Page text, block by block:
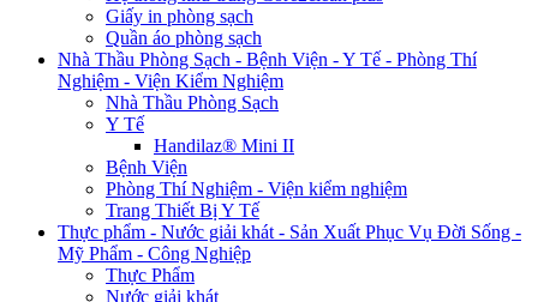
Giấy in phòng sạch
Quần áo phòng sạch
Nhà Thầu Phòng Sạch - Bệnh Viện - Y Tế - Phòng Thí
Nghiệm - Viện Kiểm Nghiệm
Nhà Thầu Phòng Sạch
Y Tế
Handilaz® Mini II
Bệnh Viện
Phòng Thí Nghiệm - Viện kiểm nghiệm
Trang Thiết Bị Y Tế
Thực phẩm - Nước giải khát - Sản Xuất Phục Vụ Đời Sống -
Mỹ Phẩm - Công Nghiệp
Thực Phẩm
Nước giải khát